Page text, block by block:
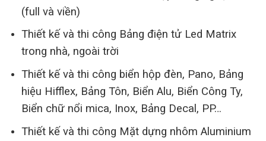
(full và viền)
Thiết kế và thi công Bảng điện tử Led Matrix
trong nhà, ngoài trời
Thiết kế và thi công biển hộp đèn, Pano, Bảng
hiệu Hifflex, Bảng Tôn, Biển Alu, Biển Công Ty,
Biển chữ nổi mica, Inox, Bảng Decal, PP…
Thiết kế và thi công Mặt dựng nhôm Aluminium